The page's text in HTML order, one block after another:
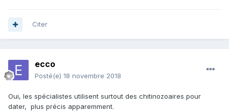
Citer
ecco
Posté(e) 18 novembre 2018
Oui, les spécialistes utilisent surtout des chitinozoaires pour
dater, plus précis apparemment.